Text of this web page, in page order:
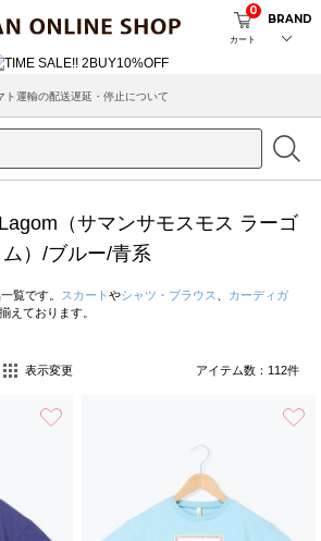
カート
0
BRAND
運輸の配送遅延・停止について
（サマンサモスモス ラーゴ
ム）/ブルー/青系
覧です。 スカート やシャツ・ブラウス
カーディガ
えております。
表示変更 アイテム数： 112件